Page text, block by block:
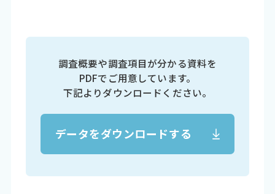
調査概要や調査項目が分かる資料を
PDFでご用意しています。
下記よりダウンロードください。
データをダウンロードする